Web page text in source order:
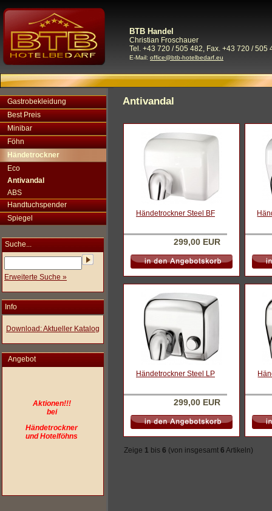
BTB Handel
Christian Froschauer
Tel. +43 720 / 505 482, Fax. +43 720 / 505
E-Mail: office@btb-hotelbedarf.eu
Gastrobekleidung
Best Preis
Minibar
Föhn
Händetrockner
Eco
Antivandal
ABS
Handtuchspender
Spiegel
Suche...
Erweiterte Suche »
Info
Download: Aktueller Katalog
Angebot
Aktionen!!!
bei
Händetrockner
und Hotelföhns
Antivandal
Händetrockner Steel BF
299,00 EUR
Händetrockner Steel LP
299,00 EUR
Zeige 1 bis 6 (von insgesamt 6 Artikeln)